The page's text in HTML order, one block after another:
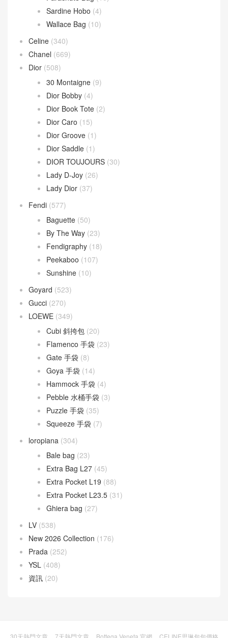
Sardine Hobo (4)
Wallace Bag (10)
Celine (340)
Chanel (669)
Dior (508)
30 Montaigne (9)
Dior Bobby (4)
Dior Book Tote (2)
Dior Caro (15)
Dior Groove (1)
Dior Saddle (1)
DIOR TOUJOURS (30)
Lady D-Joy (26)
Lady Dior (37)
Fendi (577)
Baguette (50)
By The Way (23)
Fendigraphy (18)
Peekaboo (107)
Sunshine (10)
Goyard (523)
Gucci (270)
LOEWE (349)
Cubi 斜挎包 (20)
Flamenco 手袋 (23)
Gate 手袋 (8)
Goya 手袋 (14)
Hammock 手袋 (4)
Pebble 水桶手袋 (3)
Puzzle 手袋 (35)
Squeeze 手袋 (7)
loropiana (304)
Bale bag (23)
Extra Bag L27 (45)
Extra Pocket L19 (88)
Extra Pocket L23.5 (31)
Ghiera bag (27)
LV (538)
New 2026 Collection (176)
Prada (252)
YSL (408)
資訊 (20)
30天熱門文章 7天熱門文章 Bottega Veneta 官網 CELINE思琳包包價格